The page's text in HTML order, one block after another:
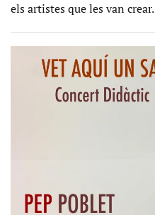
els artistes que les van crear.